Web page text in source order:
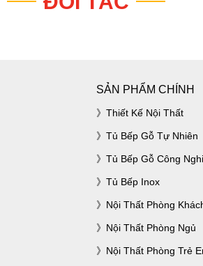
SẢN PHẨM CHÍNH
Thiết Kế Nội Thất
Tủ Bếp Gỗ Tự Nhiên
Tủ Bếp Gỗ Công
Tủ Bếp Inox
Nội Thất Phòng
Nội Thất Phòng Ngủ
Nội Thất Phòng Trẻ